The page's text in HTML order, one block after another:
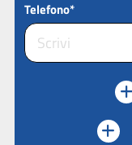
Telefono*